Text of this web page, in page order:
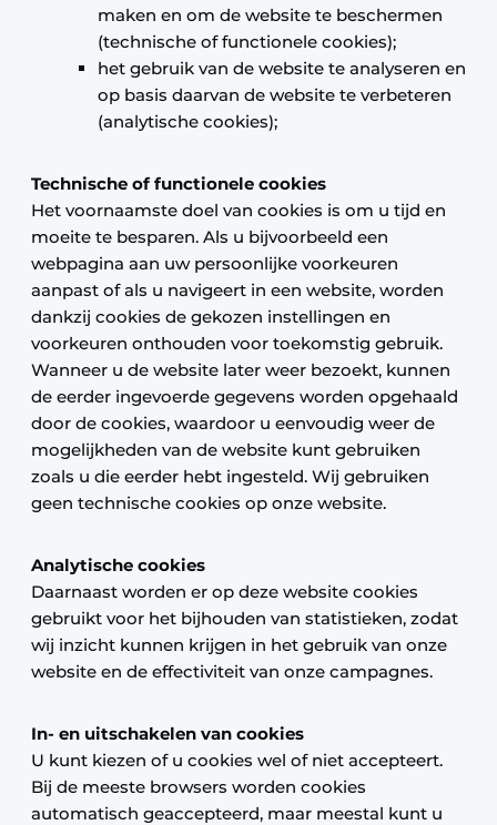
maken en om de website te beschermen
(technische of functionele cookies);
het gebruik van de website te analyseren en
op basis daarvan de website te verbeteren
(analytische cookies);
Technische of functionele cookies
Het voornaamste doel van cookies is om u tijd en
moeite te besparen. Als u bijvoorbeeld een
webpagina aan uw persoonlijke voorkeuren
aanpast of als u navigeert in een website, worden
dankzij cookies de gekozen instellingen en
voorkeuren onthouden voor toekomstig gebruik.
Wanneer u de website later weer bezoekt, kunnen
de eerder ingevoerde gegevens worden opgehaald
door de cookies, waardoor u eenvoudig weer de
mogelijkheden van de website kunt gebruiken
zoals u die eerder hebt ingesteld. Wij gebruiken
geen technische cookies op onze website.
Analytische cookies
Daarnaast worden er op deze website cookies
gebruikt voor het bijhouden van statistieken, zodat
wij inzicht kunnen krijgen in het gebruik van onze
website en de effectiviteit van onze campagnes.
In- en uitschakelen van cookies
U kunt kiezen of u cookies wel of niet accepteert.
Bij de meeste browsers worden cookies
automatisch geaccepteerd, maar meestal kunt u